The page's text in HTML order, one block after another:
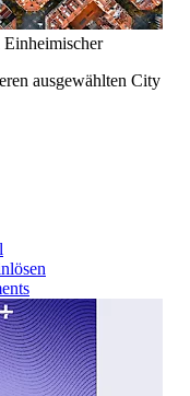
ausgewählten City